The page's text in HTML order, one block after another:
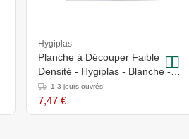
Hygiplas
Planche à Découper Faible
Densité - Hygiplas - Blanche -
152x254x6mm
1-3 jours ouvrés
7,47 €